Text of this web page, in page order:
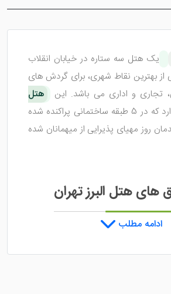
یک هتل سه ستاره در خیابان انقلاب
از بهترین نقاط شهری، برای گردش‌ های
تجاری و اداری می ‌باشد. این
هتل
84 اتاق دارد که در 5 طبقه ساختمانی پراکنده شده
روز مهیای پذیرایی از میهمانان شده
های هتل البرز تهران
در سال 1373 افتتاح شد اما برای افزایشادامه مطلب